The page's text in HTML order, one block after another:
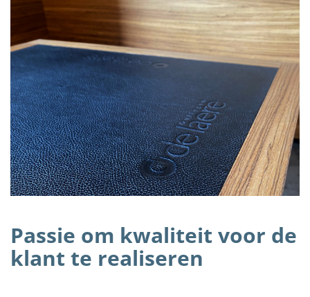
Passie om kwaliteit voor de
klant te realiseren